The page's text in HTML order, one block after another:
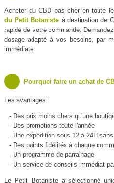
Acheter du CBD pas cher en toute
du Petit Botaniste à destination de
rapide de votre commande.
dosage adapté à vos besoins, par
immédiate.
Pourquoi faire un achat de
Les avantages :
- Des prix moins chers qu'une
- Des promotions toute l'année
- Une expédition sous 12 à 24H
- Des points fidélités à chaque
- Un programme de parrainage
- Un service de conseils immédiat
Le Petit Botaniste a sélectionné